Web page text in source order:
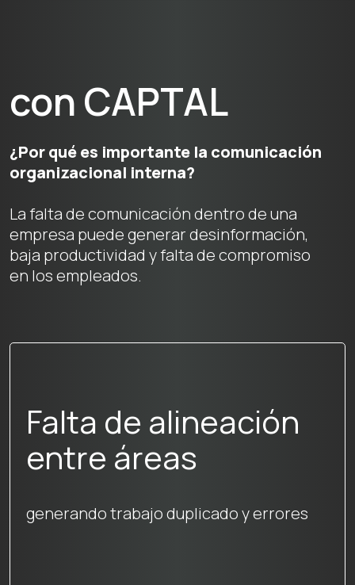
con CAPTAL
¿Por qué es importante la comunicación
organizacional interna?
La falta de comunicación dentro de una
empresa puede generar desinformación,
baja productividad y falta de compromiso
en los empleados.
Falta de alineación
entre áreas
generando trabajo duplicado y errores